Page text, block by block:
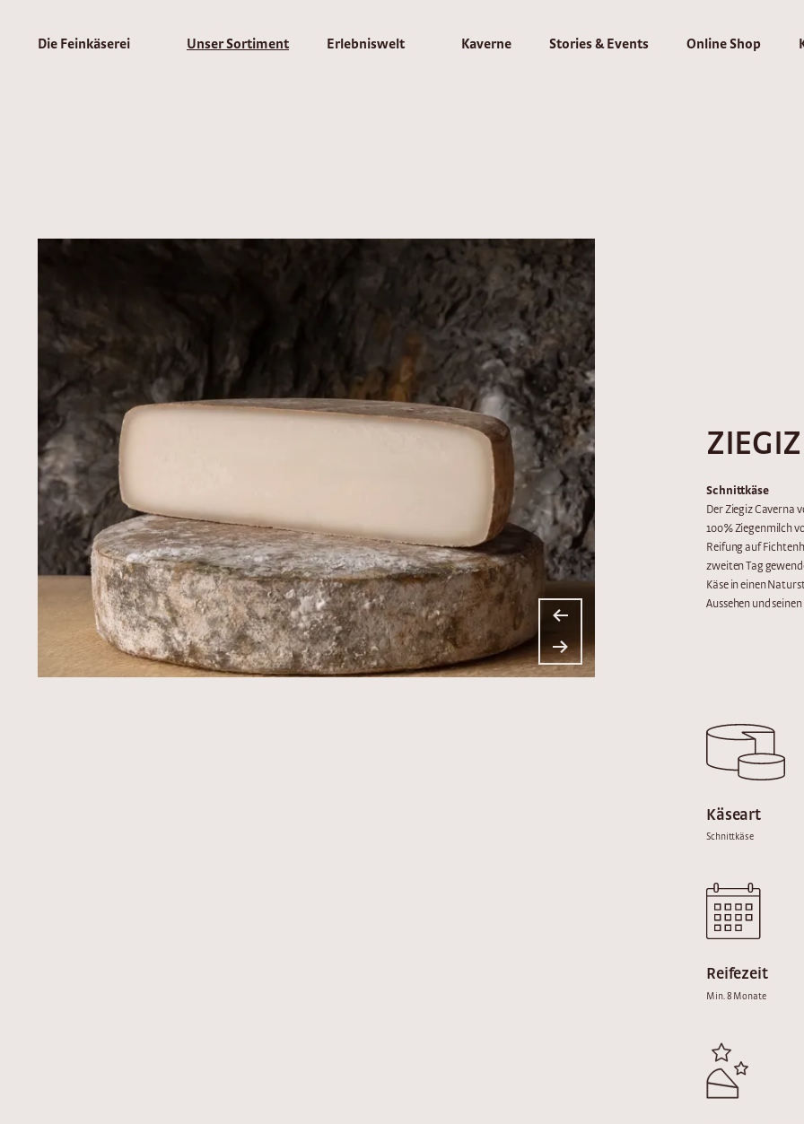
Die Feinkäserei Unser Sortiment Erlebniswelt Kaverne Stories & Events Online Shop
Schnittkäse
Der Ziegiz Caverna
100% Ziegenmilch
Reifung auf
zweiten Tag
Käse in einen
Aussehen und
Käseart
Schnittkäse
Reifezeit
Min. 8 Monate